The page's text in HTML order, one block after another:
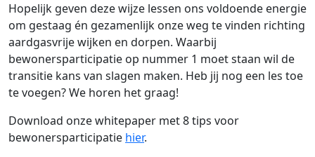
Hopelijk geven deze wijze lessen ons voldoende energie
om gestaag én gezamenlijk onze weg te vinden richting
aardgasvrije wijken en dorpen. Waarbij
bewonersparticipatie op nummer 1 moet staan wil de
transitie kans van slagen maken. Heb jij nog een les toe
te voegen? We horen het graag!
Download onze whitepaper met 8 tips voor
bewonersparticipatie hier.